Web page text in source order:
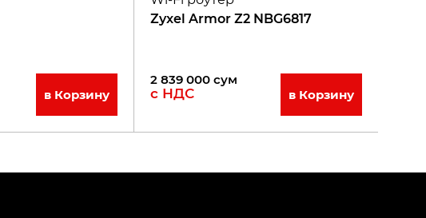
в Корзину
Zyxel Armor Z2 NBG6817
2 839 000 сум
с НДС в Корзину